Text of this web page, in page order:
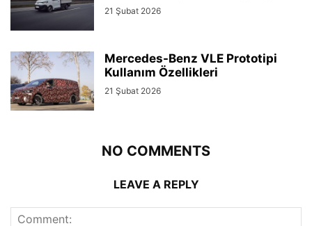
21 Şubat 2026
Mercedes-Benz VLE Prototipi
Kullanım Özellikleri
21 Şubat 2026
NO COMMENTS
LEAVE A REPLY